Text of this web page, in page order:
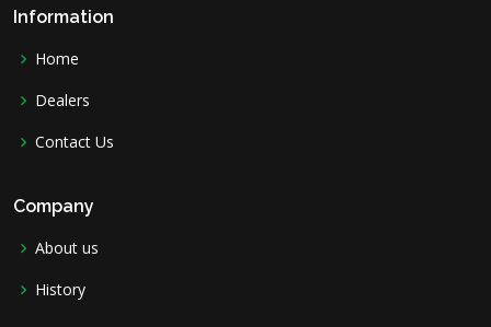
Information
Home
Dealers
Contact Us
Company
About us
History